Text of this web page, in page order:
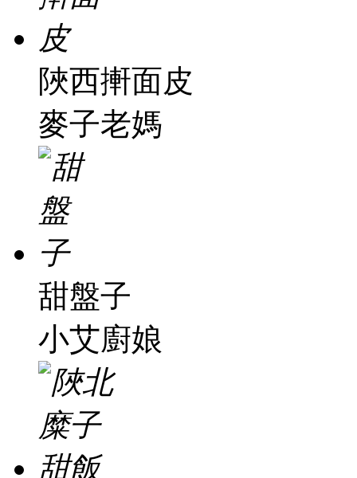
陜西搟面皮
麥子老媽
甜盤子
小艾廚娘